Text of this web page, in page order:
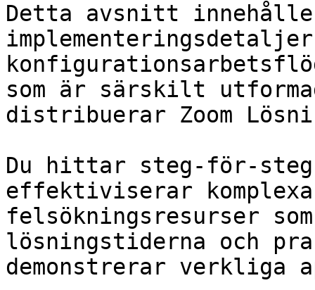
Detta avsnitt
som är särskilt
distribuerar Zoom
Du hittar steg-för-steg-
effektiviserar
felsökningsresurser
lösningstiderna och
demonstrerar verkliga